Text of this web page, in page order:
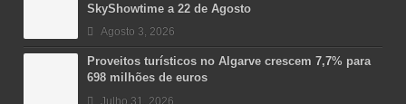
SkyShowtime a 22 de Agosto
Agosto 3, 2026
Proveitos turísticos no Algarve crescem 7,7% para
698 milhões de euros
Julho 31, 2026